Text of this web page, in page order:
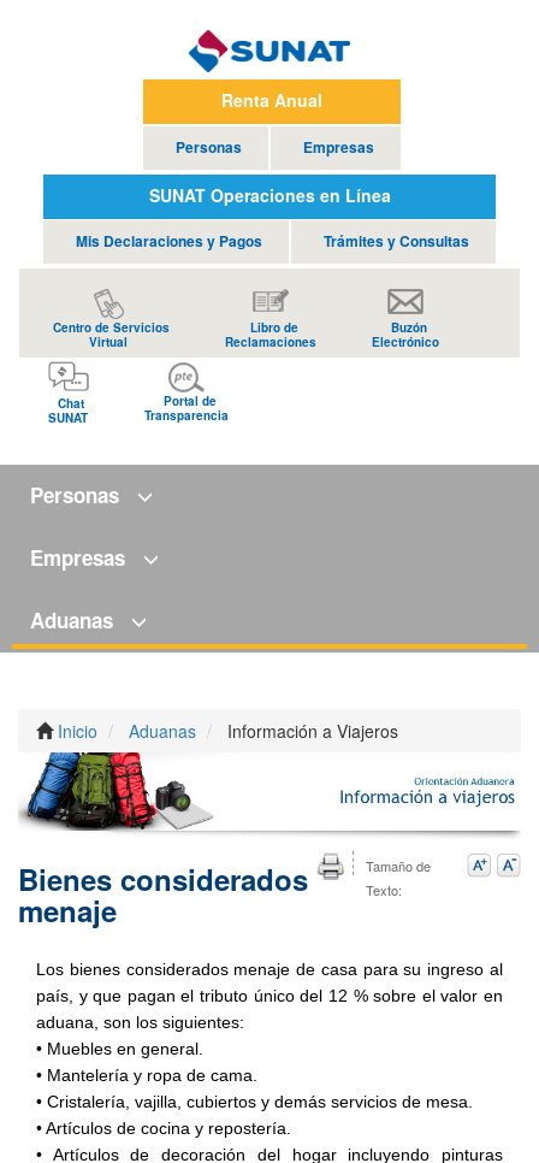
Renta Anual
Personas Empresas
SUNAT Operaciones en Línea
Mis Declaraciones y Pagos Trámites y Consultas
Centro de Servicios
Virtual
Libro de
Reclamaciones
Buzón
Electrónico
Chat
SUNAT
Portal de
Transparencia
Personas
Empresas
Aduanas
Inicio Aduanas Información a Viajeros
Tamaño de
Texto:
Bienes considerados
menaje
Los bienes considerados menaje de casa para su ingreso al
país, y que pagan el tributo único del 12 % sobre el valor en
aduana, son los siguientes:
• Muebles en general.
• Mantelería y ropa de cama.
• Cristalería, vajilla, cubiertos y demás servicios de mesa.
• Artículos de cocina y repostería.
• Artículos de decoración del hogar incluyendo pinturas